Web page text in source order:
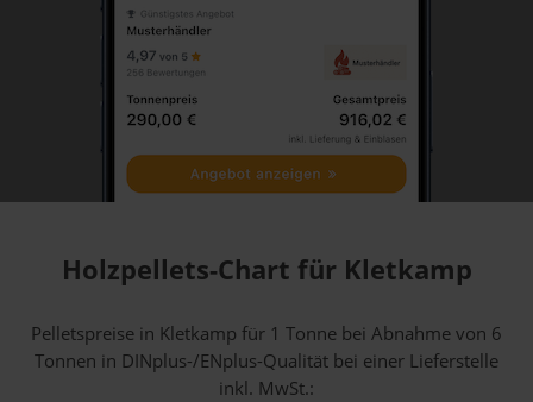
Holzpellets-Chart für Kletkamp
Pelletspreise in Kletkamp für 1 Tonne bei Abnahmevon 6
Tonnen in DINplus-/ENplus-Qualität bei einer Lieferstelle
inkl. MwSt.: